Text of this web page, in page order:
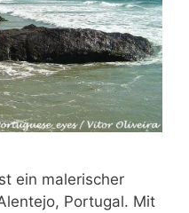
ein malerischer
Portugal. Mit